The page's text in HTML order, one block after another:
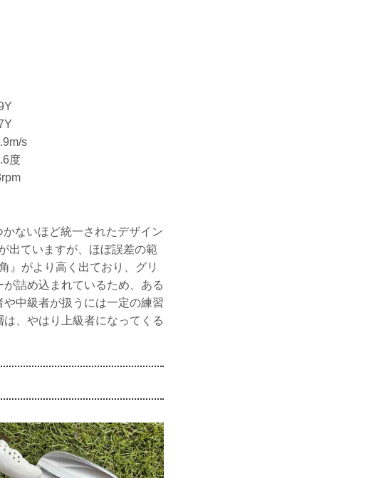
s
度
ないほど統一されたデザイン
出ていますが、ほぼ誤差の範
』がより高く出ており、グリ
詰め込まれているため、ある
中級者が扱うには一定の練習
、やはり上級者になってくる